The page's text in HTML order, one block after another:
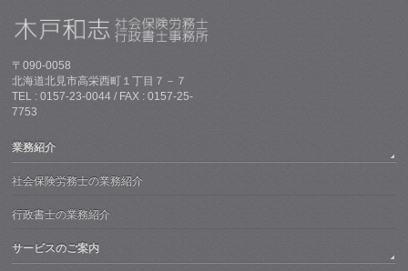
〒090-0058
北海道北見市高栄西町１丁目７－７
TEL : 0157-23-0044 / FAX : 0157-25-
7753
業務紹介
社会保険労務士の業務紹介
行政書士の業務紹介
サービスのご案内